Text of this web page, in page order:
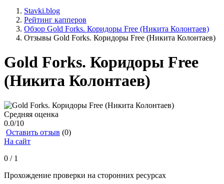
Stavki.blog
Рейтинг капперов
Обзор Gold Forks. Коридоры Free (Никита Колонтаев)
Отзывы Gold Forks. Коридоры Free (Никита Колонтаев)
Gold Forks. Коридоры Free
(Никита Колонтаев)
Средняя оценка
0.0/10
Оставить отзыв (0)
На сайт
0 / 1
Прохождение проверки на сторонних ресурсах